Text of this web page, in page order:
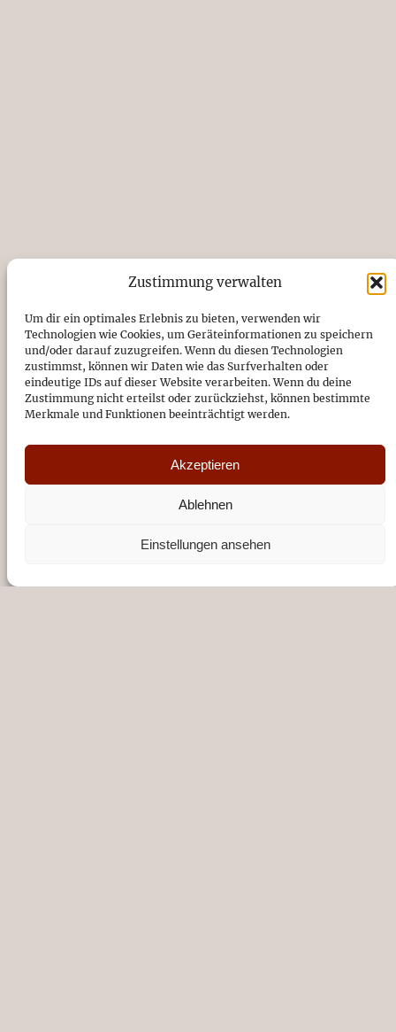
Zustimmung verwalten
Um dir ein optimales Erlebnis zu bieten, verwenden wir
Technologien wie Cookies, um Geräteinformationen zu speichern
und/oder darauf zuzugreifen. Wenn du diesen Technologien
zustimmst, können wir Daten wie das Surfverhalten oder
eindeutige IDs auf dieser Website verarbeiten. Wenn du deine
Zustimmung nicht erteilst oder zurückziehst, können bestimmte
Merkmale und Funktionen beeinträchtigt werden.
Akzeptieren
Ablehnen
Einstellungen ansehen
Förderverein Musik in St. Antonius e.V.
Kirchstraße 14, 26871 Papenburg
04961/94720
Sparkasse Emsland
Vereinsregister-Nr. beim
Datenschutz